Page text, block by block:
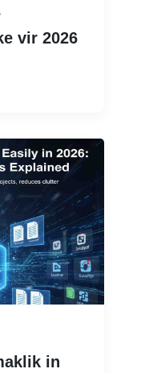
vir 2026
in